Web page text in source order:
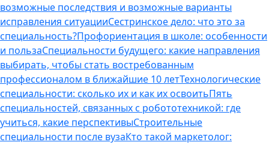
возможные последствия и возможные варианты
исправления ситуацииСестринское дело: что это за
специальность?Профориентация в школе: особенности
и пользаСпециальности будущего: какие направления
выбирать, чтобы стать востребованным
профессионалом в ближайшие 10 летТехнологические
специальности: сколько их и как их освоитьПять
специальностей, связанных с робототехникой: где
учиться, какие перспективыСтроительные
специальности после вузаКто такой маркетолог: